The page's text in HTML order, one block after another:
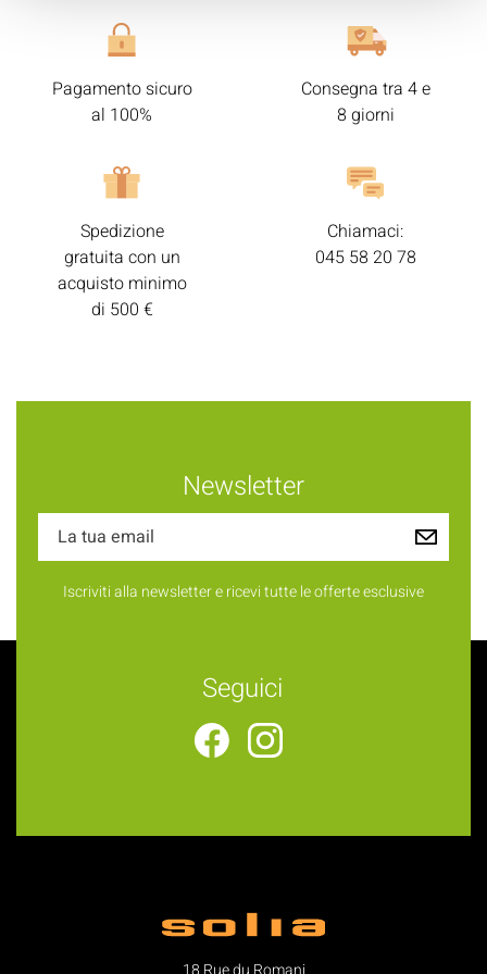
Pagamento sicuro
al 100%
Consegna tra 4 e
8 giorni
Spedizione
gratuita con un
acquisto minimo
di 500 €
Chiamaci:
045 58 20 78
Newsletter
Iscriviti alla newsletter e ricevi tutte le offerte esclusive
Seguici